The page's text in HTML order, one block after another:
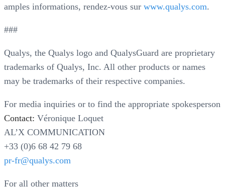
amples informations, rendez-vous sur www.qualys.com.
###
Qualys, the Qualys logo and QualysGuard are proprietary
trademarks of Qualys, Inc. All other products or names
may be trademarks of their respective companies.
For media inquiries or to find the appropriate spokesperson
Contact: Véronique Loquet
AL’X COMMUNICATION
+33 (0)6 68 42 79 68
pr-fr@qualys.com
For all other matters